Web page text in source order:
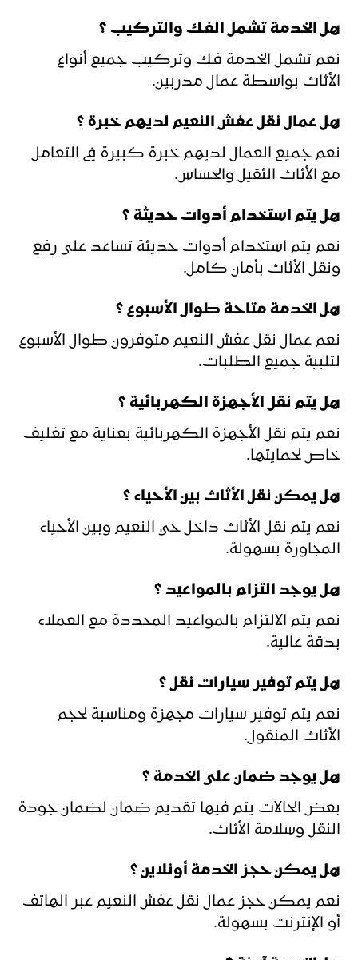
هل الخدمة تشمل الفك والتركيب ؟
نعم تشمل الخدمة فك وتركيب جميع أنواع
الأثاث بواسطة عمال مدربين.
هل عمال نقل عفش النعيم لديهم خبرة ؟
نعم جميع العمال لديهم خبرة كبيرة في التعامل
مع الأثاث الثقيل والحساس.
هل يتم استخدام أدوات حديثة ؟
نعم يتم استخدام أدوات حديثة تساعد على رفع
ونقل الأثاث بأمان كامل.
هل الخدمة متاحة طوال الأسبوع ؟
نعم عمال نقل عفش النعيم متوفرون طوال الأسبوع
لتلبية جميع الطلبات.
هل يتم نقل الأجهزة الكهربائية ؟
نعم يتم نقل الأجهزة الكهربائية بعناية مع تغليف
خاص لحمايتها.
هل يمكن نقل الأثاث بين الأحياء ؟
نعم يتم نقل الأثاث داخل حي النعيم وبين الأحياء
المجاورة بسهولة.
هل يوجد التزام بالمواعيد ؟
نعم يتم الالتزام بالمواعيد المحددة مع العملاء
بدقة عالية.
هل يتم توفير سيارات نقل ؟
نعم يتم توفير سيارات مجهزة ومناسبة لحجم
الأثاث المنقول.
هل يوجد ضمان على الخدمة ؟
بعض الحالات يتم فيها تقديم ضمان لضمان جودة
النقل وسلامة الأثاث.
هل يمكن حجز الخدمة أونلاين ؟
نعم يمكن حجز عمال نقل عفش النعيم عبر الهاتف
أو الإنترنت بسهولة.